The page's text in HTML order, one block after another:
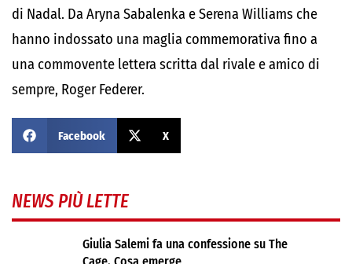
di Nadal. Da Aryna Sabalenka e Serena Williams che
hanno indossato una maglia commemorativa fino a
una commovente lettera scritta dal rivale e amico di
sempre, Roger Federer.
Facebook X
NEWS PIÙ LETTE
Giulia Salemi fa una confessione su The